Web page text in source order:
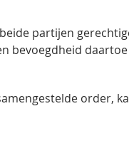
partijen
bevoegdheid
order,